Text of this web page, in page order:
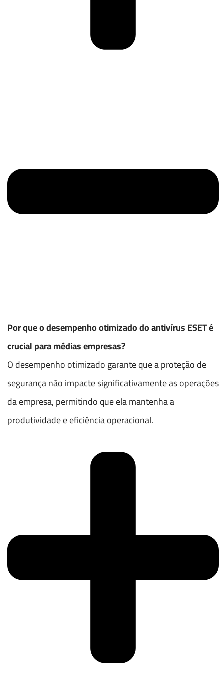
Por que o desempenho otimizado do antivírus ESET é
crucial para médias empresas?
O desempenho otimizado garante que a proteção de
segurança não impacte significativamente as operações
da empresa, permitindo que ela mantenha a
produtividade e eficiência operacional.